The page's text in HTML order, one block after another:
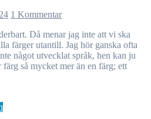
1 Kommentar
färger utantill. Jag hör ganska ofta
något utvecklat språk, hen kan ju
så mycket mer än en färg; ett